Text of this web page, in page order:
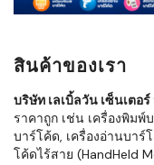
สินค้าของเรา
บริษัท เลเบิ้ลวัน เซ็นเตอร์
ราคาถูก เช่น เครื่องพิมพ์
บาร์โค้ด, เครื่องอ่านบาร์
โค้ดไร้สาย (HandHeld